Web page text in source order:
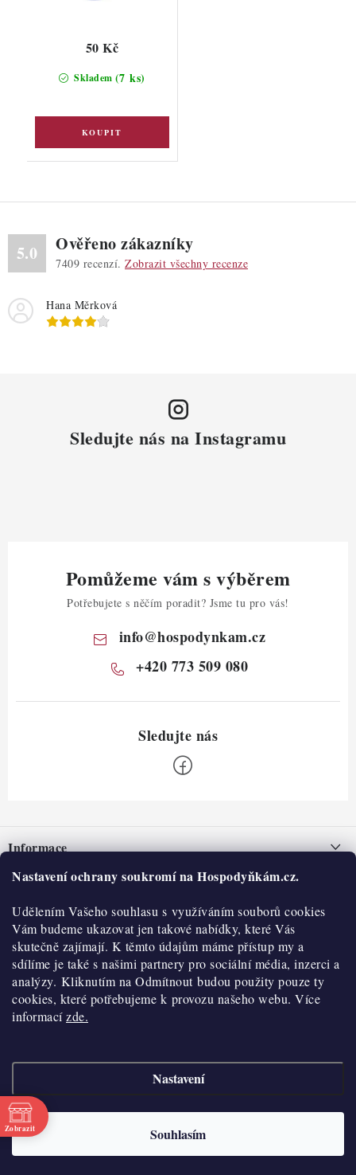
Nastavení ochrany soukromí na Hospodyňkám.cz.
Udělením Vašeho souhlasu s využíváním souborů cookies
Vám budeme ukazovat jen takové nabídky, které Vás
skutečně zajímají. K těmto údajům máme přístup my a
sdílíme je také s našimi partnery pro sociální média, inzerci a
analýzy. Kliknutím na Odmítnout budou použity pouze ty
cookies, které potřebujeme k provozu našeho webu. Více
informacízde.
Nastavení
Souhlasím
Skladem (7 ks)
50 Kč
5.0 Ověřeno zákazníky
7409 recenzí. Zobrazit všechny recenze
Hana Měrková
Sledujte nás na Instagramu
Pomůžeme vám s výběrem
Potřebujete s něčím poradit? Jsme tu pro vás!
info@hospodynkam.cz
+420 773 509 080
pInformace
Nepřevzetí zásilky na dobírku
Obchodní podmínky
Hodnocení obchodu
Blog
Moje objednávka
O nás
Historie
Kontakty
O nákupu
Reklamace a vratky
Výdejní místa
Velkoobchod
Doprava a platba
Vytvořil Shoptet
Copyright 2026
cookies
Zobrazit